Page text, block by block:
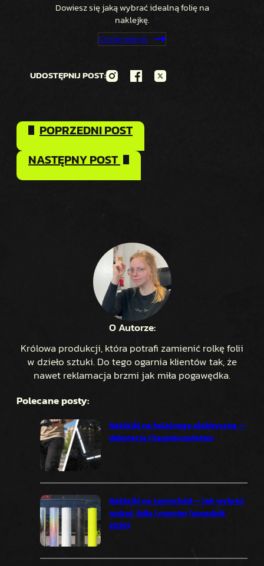
Dowiesz się jaką wybrać idealną folię na
naklejkę.
Czytaj więcej
UDOSTĘPNIJ POST:
POPRZEDNI POST
NASTĘPNY POST
O Autorze:
Królowa produkcji, która potrafi zamienić rolkę folii
w dzieło sztuki. Do tego ogarnia klientów tak, że
nawet reklamacja brzmi jak miła pogawędka.
Polecane posty:
Naklejki na hulajnogę elektryczną —
dekoracja i bezpieczeństwo
Naklejki na samochód — jak wybrać
rodzaj, folię i rozmiar (poradnik
2026)